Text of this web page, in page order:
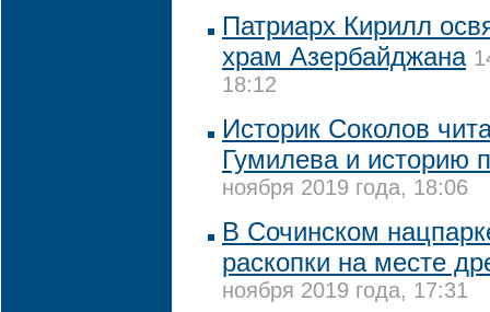
Патриарх Кирилл
храм Азербайджана
18:12
Историк Соколов
Гумилева и историю
ноября 2019 года, 18:06
В Сочинском
раскопки на месте
ноября 2019 года, 17:31